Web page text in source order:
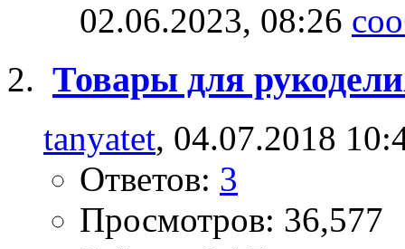
02.06.2023, 08:26
Товары для
tanyatet, 04.07.2018
Ответов: 3
Просмотров: 36,577